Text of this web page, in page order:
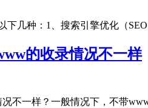
下几种‌：1、‌搜索引擎优化（
的收录情况不一样
不一样？一般情况下，不带